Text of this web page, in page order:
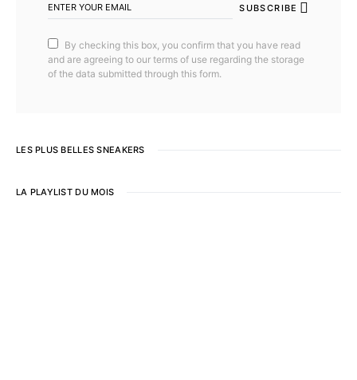
SUBSCRIBE
By checking this box, you confirm that you have read
and are agreeing to our terms of use regarding the storage
of the data submitted through this form.
LES PLUS BELLES SNEAKERS
LA PLAYLIST DU MOIS